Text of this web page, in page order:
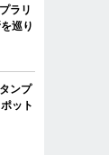
ラリ
巡り
ンプ
ット